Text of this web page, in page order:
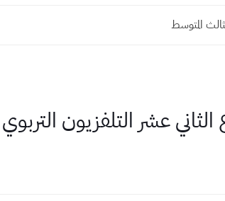
عشر التلفزيون التربوي